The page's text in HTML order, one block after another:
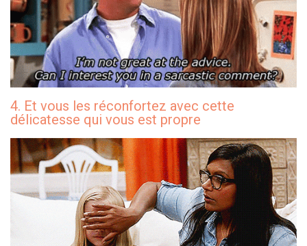
4. Et vous les réconfortez avec cette
délicatesse qui vous est propre